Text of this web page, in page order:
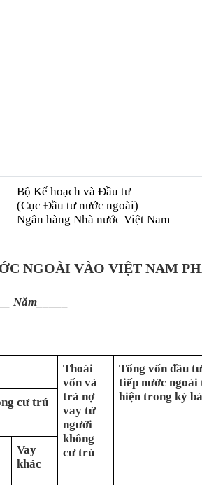
Bộ Kế hoạch và Đầu tư
(Cục Đầu tư nước ngoài)
Ngân hàng Nhà nước Việt Nam
NGOÀI VÀO VIỆT NAM
Năm_____
Thoái
vốn và
trả nợ
vay từ
người
không
cư trú
Tổng vốn đầu
tiếp nước ngoài
hiện trong kỳ
cư trú
Vay
khác